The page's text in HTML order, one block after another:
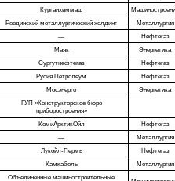
Курганхиммаш
Ревдинский металлургический холдинг
Металлургия
—
Нефтегаз
Маяк
Энергетика
Сургутнефтегаз
Нефтегаз
Русия Петролеум
Нефтегаз
Мосэнерго Энергетика
ГУП «Конструкторское бюро
приборостроения»
КомиАрктикОйл
Нефтегаз
—
Металлургия
Лукойл-Пермь
Нефтегаз
Камкабель Металлургия
Объединенные машиностроительные